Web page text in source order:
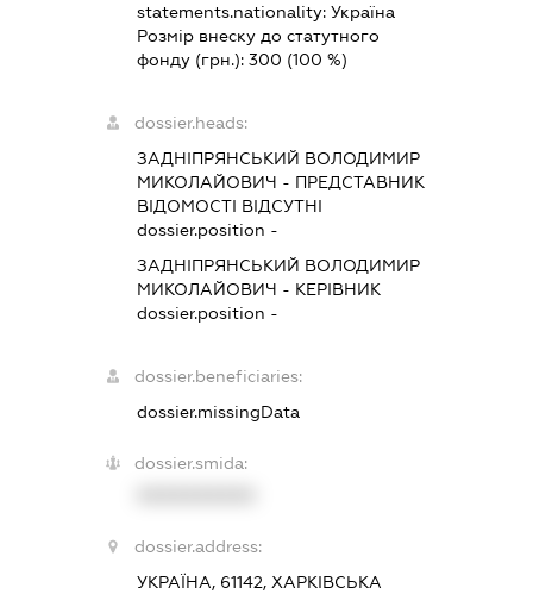
statements.nationality: Україна
Розмір внеску до статутного
фонду (грн.): 300 (100 %)
dossier.heads:
ЗАДНІПРЯНСЬКИЙ ВОЛОДИМИР
МИКОЛАЙОВИЧ - ПРЕДСТАВНИК
ВІДОМОСТІ ВІДСУТНІ
dossier.position -
ЗАДНІПРЯНСЬКИЙ ВОЛОДИМИР
МИКОЛАЙОВИЧ - КЕРІВНИК
dossier.position -
dossier.beneficiaries:
dossier.missingData
dossier.smida:
dossier.address:
УКРАЇНА, 61142, ХАРКІВСЬКА